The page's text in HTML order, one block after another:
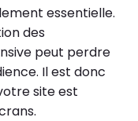
essentielle.
des
peut perdre
Il est donc
site est